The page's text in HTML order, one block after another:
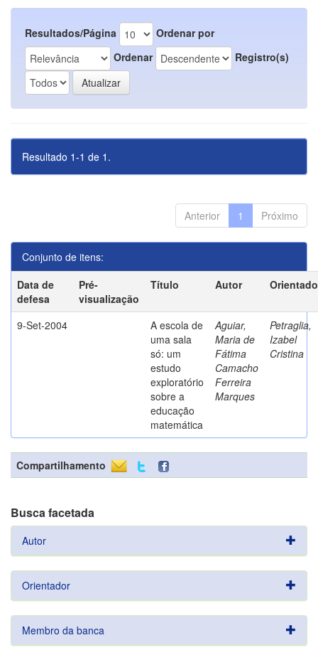
Resultados/Página
Ordenar por
Ordenar
Registro(s)
Resultado 1-1 de 1.
Anterior 1 Próximo
Conjunto de itens:
Data de
defesa
Pré-
visualização
Título Autor
9-Set-2004
A escola de
uma sala
só: um
estudo
exploratório
sobre a
educação
matemática
Aguiar,
Maria de
Fátima
Camacho
Ferreira
Marques
Petraglia,
Izabel
Cristina
Compartilhamento
Busca facetada
Autor
Orientador
Membro da banca